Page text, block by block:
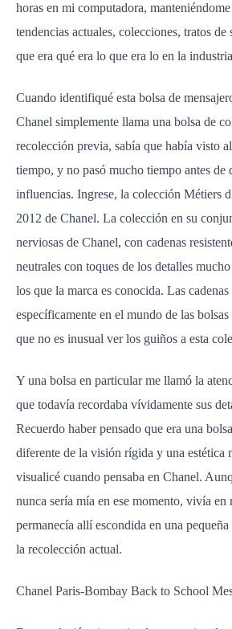
horas en mi computadora,
tendencias actuales, colecciones, tratos
que era qué era lo que era lo en la
Cuando identifiqué esta bolsa de
Chanel simplemente llama una bolsa de
recolección previa, sabía que había visto
tiempo, y no pasó mucho tiempo antes de
influencias. Ingrese, la colección Métiers
2012 de Chanel. La colección en su
nerviosas de Chanel, con cadenas
neutrales con toques de los detalles
los que la marca es conocida. Las
específicamente en el mundo de las
que no es inusual ver los guiños a esta
Y una bolsa en particular me llamó la
que todavía recordaba vívidamente sus
Recuerdo haber pensado que era una
diferente de la visión rígida y una estética
visualicé cuando pensaba en Chanel.
nunca sería mía en ese momento, vivía en
permanecía allí escondida en una
la recolección actual.
Chanel Paris-Bombay Back to School